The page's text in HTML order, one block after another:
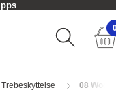
08 Wood